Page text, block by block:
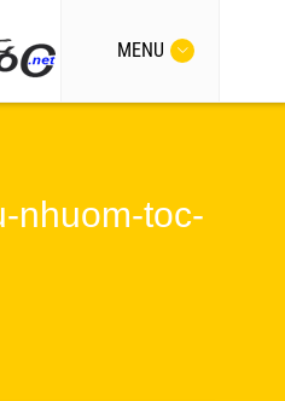
MENU
nhuom-toc-